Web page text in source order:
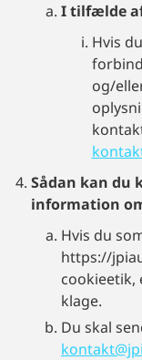
I tilfælde
Hvis
og/
Sådan kan du
information
Hvis du
https://
cookieetik,
klage.
Du skal